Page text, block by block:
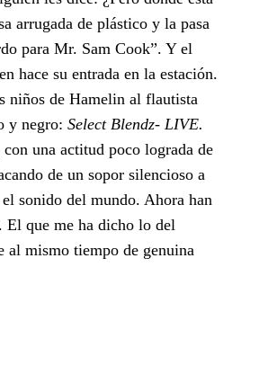
arrugada de plástico y la pasa
para Mr. Sam Cook”. Y el
hace su entrada en la estación.
niños de Hamelin al flautista
y negro: Select Blendz- LIVE.
una actitud poco lograda de
de un sopor silencioso a
sonido del mundo. Ahora han
El que me ha dicho lo del
al mismo tiempo de genuina